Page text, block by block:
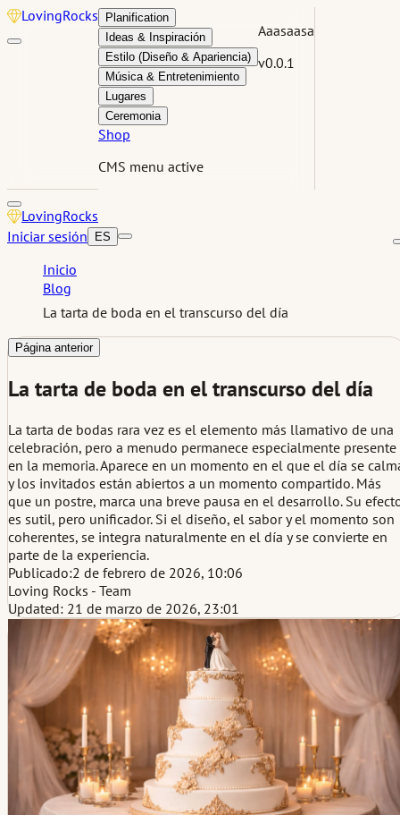
LovingRocks
Planification
Ideas & Inspiración
Estilo (Diseño & Apariencia)
Música & Entretenimiento
Lugares
Ceremonia
Shop
CMS menu active
Aaasaasa
v0.0.1
LovingRocks
Iniciar sesión
ES
Inicio
Blog
La tarta de boda en el transcurso del día
Página anterior
La tarta de boda en el transcurso del día
La tarta de bodas rara vez es el elemento más llamativo de una
celebración, pero a menudo permanece especialmente presente
en la memoria. Aparece en un momento en el que el día se
y los invitados están abiertos a un momento compartido. Más
que un postre, marca una breve pausa en el desarrollo. Su
es sutil, pero unificador. Si el diseño, el sabor y el momento son
coherentes, se integra naturalmente en el día y se convierte en
parte de la experiencia.
Publicado:2 de febrero de 2026, 10:06
Loving Rocks - Team
Updated: 21 de marzo de 2026, 23:01